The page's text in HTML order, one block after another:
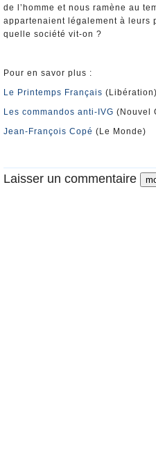
de l’homme et nous ramène au
appartenaient légalement à leurs
quelle société vit-on ?
Pour en savor plus :
Le Printemps Français (Libération)
Les commandos anti-IVG (Nouvel
Jean-François Copé (Le Monde)
Laisser un commentaire